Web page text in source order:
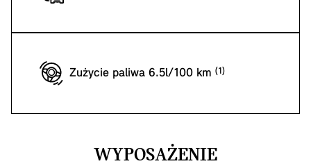
Zużycie paliwa 6.5l/100 km
WYPOSAŻENIE